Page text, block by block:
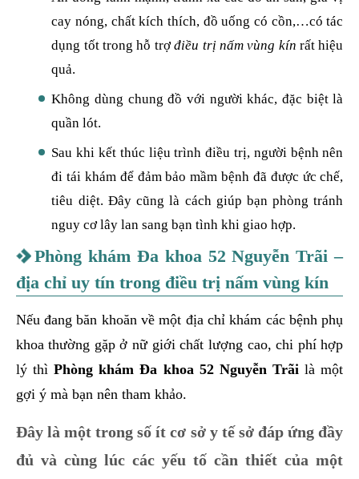
cay nóng, chất kích thích, đồ uống có cồn,…có tác
dụng tốt trong hỗ trợđiều trị nấm vùng kín rất hiệu
quả.
Không dùng chung đồ với người khác, đặc biệt là
quần lót.
Sau khi kết thúc liệu trình điều trị, người bệnh nên
đi tái khám để đảm bảo mầm bệnh đã được ức chế,
tiêu diệt. Đây cũng là cách giúp bạn phòng tránh
nguy cơ lây lan sang bạn tình khi giao hợp.
Phòng khám Đa khoa 52 Nguyễn Trãi –
địa chỉ uy tín trong điều trị nấm vùng kín
Nếu đang băn khoăn về một địa chỉ khám các bệnh phụ
khoa thường gặp ở nữ giới chất lượng cao, chi phí hợp
lý thì Phòng khám Đa khoa 52 Nguyễn Trãi là một
gợi ý mà bạn nên tham khảo.
Đây là một trong số ít cơ sở y tế sở đáp ứng đầy
đủ và cùng lúc các yếu tố cần thiết của một